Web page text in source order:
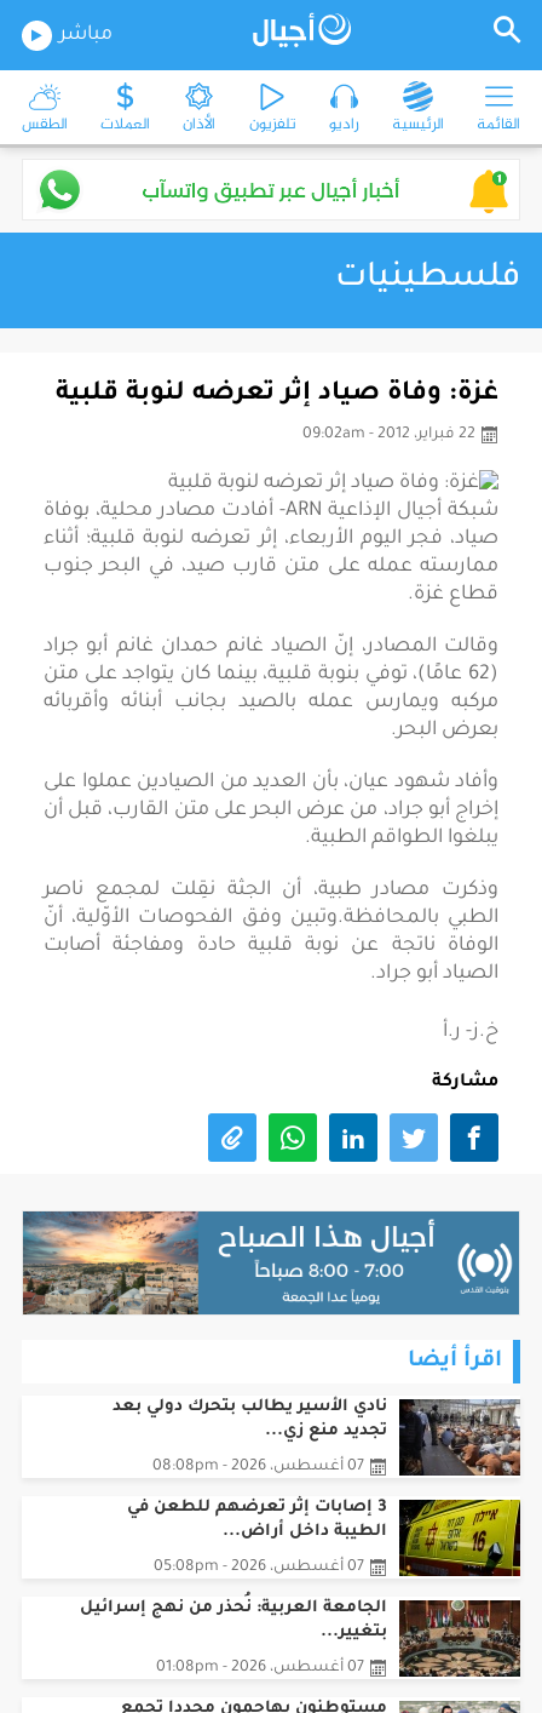
مباشر
القائمة الرئيسية راديو تلفزيون الأذان العملات الطقس
فلسطينيات
غزة: وفاة صياد إثر تعرضه لنوبة قلبية
22 فبراير، 2012 - 09:02am
شبكة أجيال الإذاعية ARN- أفادت مصادر محلية، بوفاة
صياد، فجر اليوم الأربعاء، إثر تعرضه لنوبة قلبية؛ أثناء
ممارسته عمله على متن قارب صيد، في البحر جنوب
قطاع غزة.
وقالت المصادر، إنّ الصياد غانم حمدان غانم أبو جراد
(62 عامًا)، توفي بنوبة قلبية، بينما كان يتواجد على متن
مركبه ويمارس عمله بالصيد بجانب أبنائه وأقربائه
بعرض البحر.
وأفاد شهود عيان، بأن العديد من الصيادين عملوا على
إخراج أبو جراد، من عرض البحر على متن القارب، قبل أن
يبلغوا الطواقم الطبية.
وذكرت مصادر طبية، أن الجثة نقِلت لمجمع ناصر
الطبي بالمحافظة.وتبين وفق الفحوصات الأوّلية، أنّ
الوفاة ناتجة عن نوبة قلبية حادة ومفاجئة أصابت
الصياد أبو جراد.
خ.ز- ر.أ
مشاركة
تجديد منع زي...
07 أغسطس، 2026 - 08:08pm
3 إصابات إثر تعرضهم للطعن في
الطيبة داخل أراض...
07 أغسطس، 2026 - 05:08pm
الجامعة العربية: نُحذر من نهج إسرائيل
بتغيير...
07 أغسطس، 2026 - 01:08pm
مستوطنون يهاجمون مجددا تجمع
الكعابنة شرق الطي...